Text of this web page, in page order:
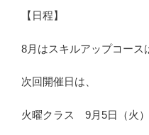
【日程】
8月はスキルアップコース
次回開催日は、
火曜クラス 9月5日（火）